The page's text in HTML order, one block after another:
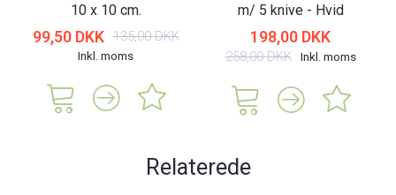
10 x 10 cm.
99,50 DKK 135,00 DKK
Inkl. moms
m/ 5 knive - Hvid
198,00 DKK
258,00 DKK Inkl. moms
Relaterede